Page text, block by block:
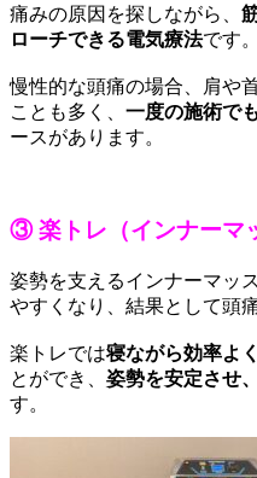
痛みの原因を探しながら、
ローチできる電気療法です。
慢性的な頭痛の場合、肩や
ことも多く、 一度の施術で
ースがあります。
③ 楽トレ（インナーマ
姿勢を支えるインナーマッ
やすくなり、結果として頭
楽トレでは寝ながら効率よ
とができ、 姿勢を安定させ
す。